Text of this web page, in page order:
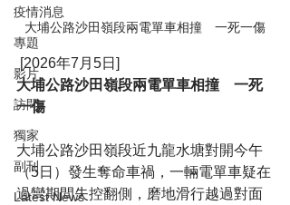
疫情消息
專題
影片
訪問
獨家
副刊
Latest News
大埔公路沙田嶺段兩電單車相撞　一死一傷
[2026年7月5日]
大埔公路沙田嶺段兩電單車相撞　一死
一傷
大埔公路沙田嶺段近九龍水塘對開今午
（5日）發生奪命車禍，一輛電單車疑在
過彎期間失控翻側，磨地滑行越過對面